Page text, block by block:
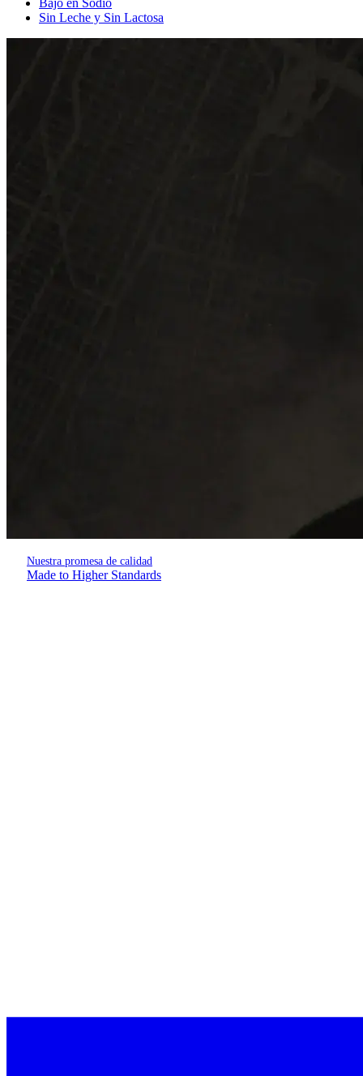
Sin Leche y Sin Lactosa
Nuestra promesa de calidad
Made to Higher Standards